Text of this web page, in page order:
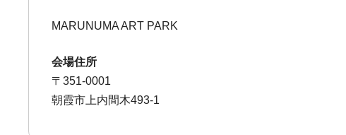
MARUNUMA ART PARK
会場住所
〒351-0001
朝霞市上内間木493-1